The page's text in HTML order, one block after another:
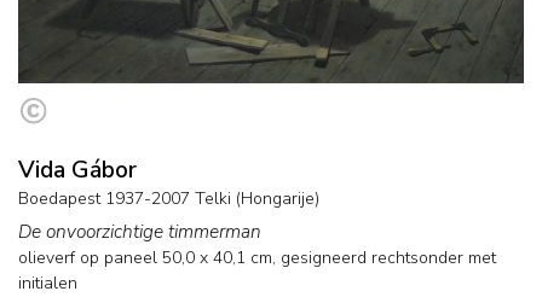
Vida Gábor
Boedapest 1937-2007 Telki (Hongarije)
De onvoorzichtige timmerman
olieverf op paneel 50,0 x 40,1 cm, gesigneerd rechtsonder met
initialen